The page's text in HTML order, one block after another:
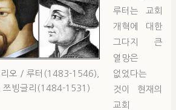
리오 / 루터(1483-1546),
빙글리(1484-1531)
루터는 교회
개혁에 대한
그다지 큰
열망은
없었다는
것이 현재의
교회